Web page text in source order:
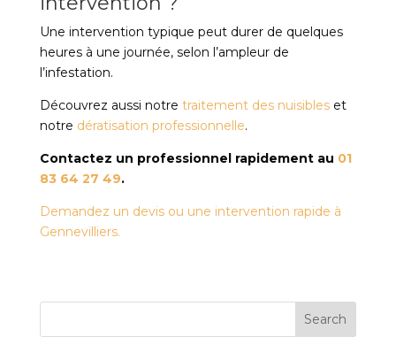
Une intervention typique peut durer de quelques
heures à une journée, selon l’ampleur de
l’infestation.
Découvrez aussi notre traitement des nuisibleset
notre dératisation professionnelle.
Contactez un professionnel rapidement au 01
83 64 27 49.
Demandez un devis ou une intervention rapide à
Gennevilliers.
Search